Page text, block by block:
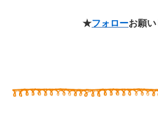
★フォローお願